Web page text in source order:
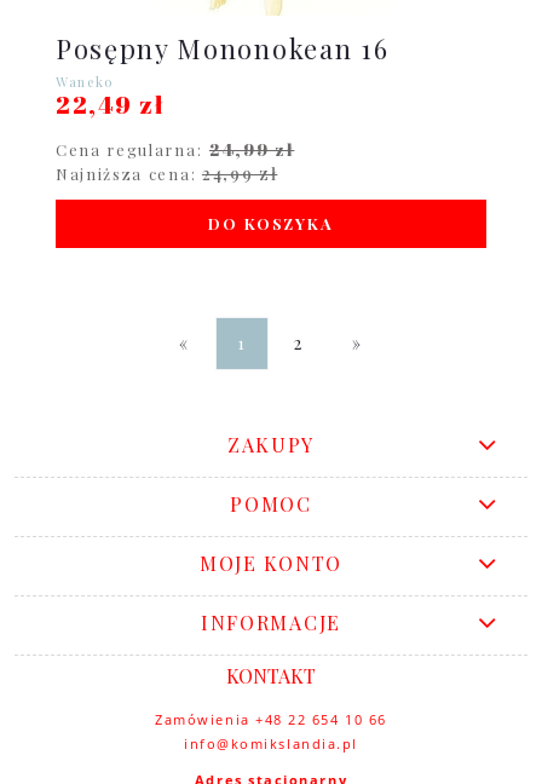
Posępny Mononokean 16
Waneko
22,49 zł
Cena regularna: 24,99 zł
Najniższa cena: 24,99 zł
DO KOSZYKA
« 1 2 »
ZAKUPY
POMOC
MOJE KONTO
INFORMACJE
KONTAKT
Zamówienia +48 22 654 10 66
info@komikslandia.pl
Adres stacjonarny